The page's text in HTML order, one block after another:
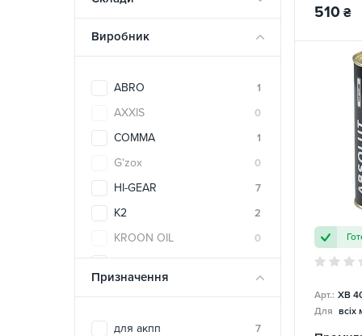
Виробник
ABRO 1
AXXIS 0
COMMA 1
G'zox 0
HI-GEAR 7
K2 2
KROON OIL 0
LIQUI MOLY 5
Призначення
для акпп 7
510 ₴
Арт.: XB
Для всіх